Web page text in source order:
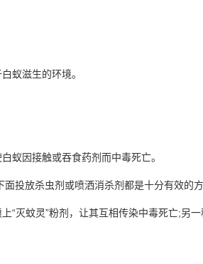
蚁滋生的环境。
蚁因接触或吞食药剂而中毒死亡。
投放杀虫剂或喷洒消杀剂都是十分有效的
“灭蚊灵”粉剂，让其互相传染中毒死亡;另